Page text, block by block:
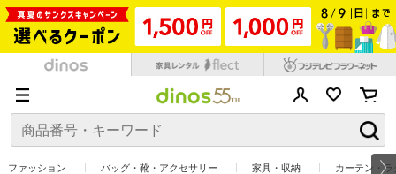
ファッション バッグ・靴・アクセサリー 家具・収納 カーテン・